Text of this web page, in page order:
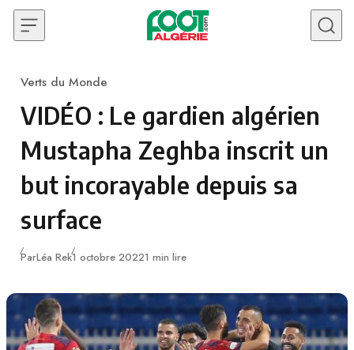
Skip to content
Category
Verts du Monde
VIDÉO : Le gardien algérien
Mustapha Zeghba inscrit un
but incorayable depuis sa
surface
ParLéa RekPublié
1 octobre 20221 min lire